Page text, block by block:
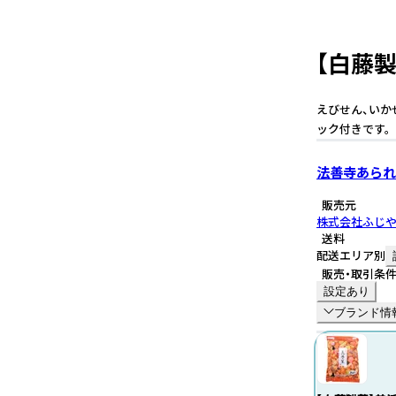
【白
えびせん、い
ック付きです。
法善寺あら
販売元
株式会社ふじや
送料
配送エリア別
販売・取引条件
設定あり
ブランド情